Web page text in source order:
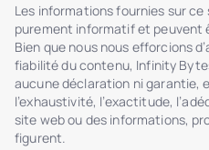
Les informations fournies sur
purement informatif et peuvent
Bien que nous nous efforcions
fiabilité du contenu, Infinity
aucune déclaration ni garantie,
l’exhaustivité, l’exactitude,
site web ou des informations,
figurent.